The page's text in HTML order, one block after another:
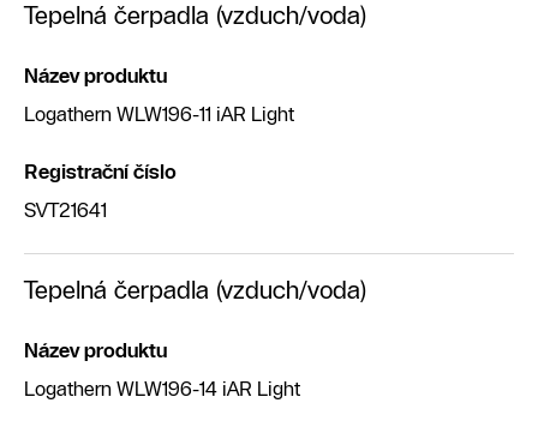
Tepelná čerpadla (vzduch/voda)
Název produktu
Logathern WLW196-11 iAR Light
Registrační číslo
SVT21641
Tepelná čerpadla (vzduch/voda)
Název produktu
Logathern WLW196-14 iAR Light